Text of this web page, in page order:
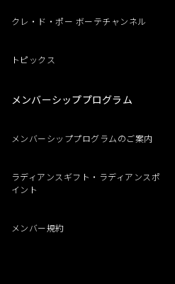
クレ・ド・ポー ボーテチャンネル
トピックス
メンバーシッププログラム
メンバーシッププログラムのご案内
ラディアンスギフト・ラディアンスポ
イント
メンバー規約